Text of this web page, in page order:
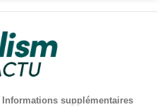
Informations supplémentaires